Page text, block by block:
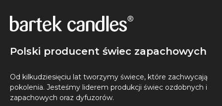
Polski producent świec zapachowych
Od kilkudziesięciu lat tworzymy świece, które zachwycają
pokolenia. Jesteśmy liderem produkcji świec ozdobnych i
zapachowych oraz dyfuzorów.